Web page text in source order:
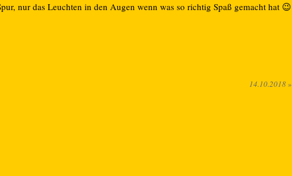
nur das Leuchten in den Augen wenn was so richtig Spaß gemacht hat 😉
14.10.2018»